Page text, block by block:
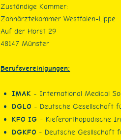
Zuständige Kammer:
Zahnärztekammer Westfalen-Lippe
Auf der Horst 29
48147 Münster
Berufsvereinigungen:
IMAK - International Medical
DGLO - Deutsche Gesellschaft
KFO IG - Kieferorthopädische
DGKFO - Deutsche Gesllschaft